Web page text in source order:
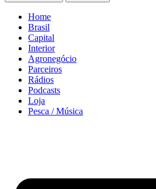
Home
Brasil
Capital
Interior
Agronegócio
Parceiros
Rádios
Podcasts
Loja
Pesca / Música